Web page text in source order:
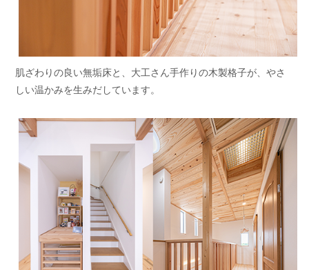
肌ざわりの良い無垢床と、大工さん手作りの木製格子が、やさ
しい温かみを生みだしています。